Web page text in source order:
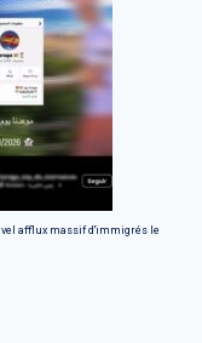
afflux massif d'immigrés le